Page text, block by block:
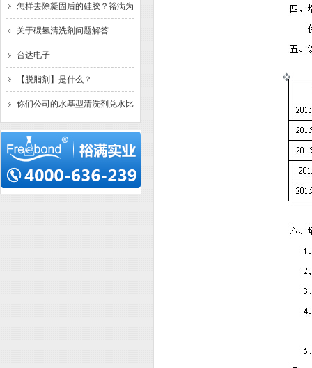
少？已解答
怎样去除凝固后的硅胶？裕满为
你解答
关于碳氢清洗剂问题解答
台达电子
【脱脂剂】是什么？
你们公司的水基型清洗剂兑水比
例一般是多少？